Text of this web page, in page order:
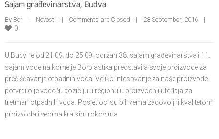
Sajam građevinarstva, Budva
By Bor    | Novosti
    |
Comments are Closed
0
U Budvi je od 21.09. do 25.09. održan 38. sajam građevinarstva i 11.
sajam vode na kome je Borplastika predstavila svoje proizvode za
prečišćavanje otpadnih voda. Veliko intesovanje za naše proizvode
potvrdilo je vodeću poziciju u regionu u proizvodnji uteđaja za
tretman otpadnih voda. Posjetioci su bili vema zadovoljni kvalitetom
proizvoda i veoma kratkim rokovima